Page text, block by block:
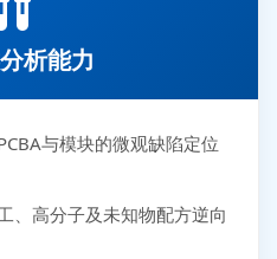
析能力
与模块的微观缺陷定位
、高分子及未知物配方逆向